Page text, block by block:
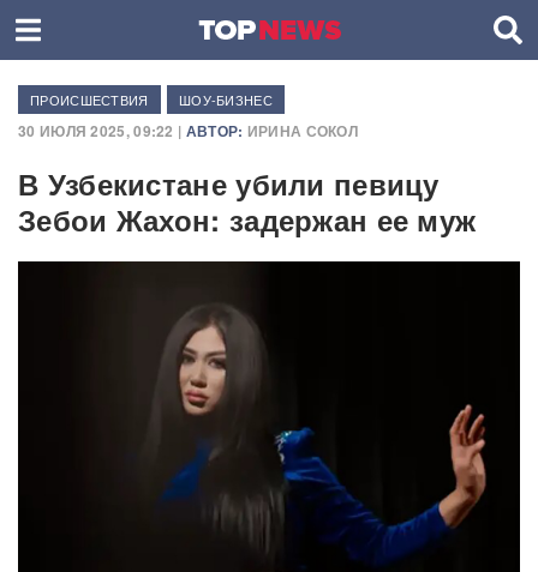
ПРОИСШЕСТВИЯ ШОУ-БИЗНЕС
30 ИЮЛЯ 2025, 09:22 | АВТОР: ИРИНА СОКОЛ
В Узбекистане убили певицу
Зебои Жахон: задержан ее муж